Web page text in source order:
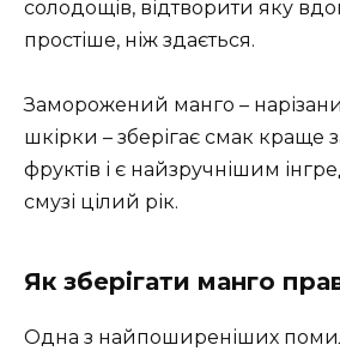
солодощів, відтворити яку
простіше, ніж здається.
Заморожений манго –
шкірки – зберігає смак краще
фруктів і є найзручнішим
смузі цілий рік.
Як зберігати манго
Одна з найпоширеніших